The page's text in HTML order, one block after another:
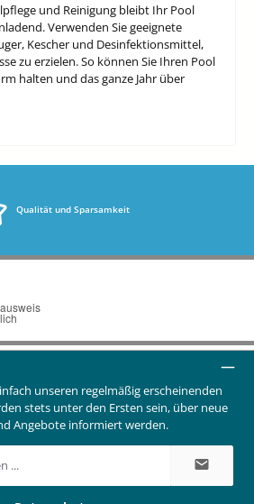
und Reinigung bleibt Ihr Pool
Verwenden Sie geeignete
Kescher und Desinfektionsmittel,
zu erzielen. So können Sie Ihren Pool
halten und das ganze Jahr über
Qualität und Sparsamkeit
unseren regelmäßig erscheinenden
stets unter den Ersten sein, über neue
Angebote informiert werden.